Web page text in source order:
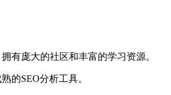
庞大的社区和丰富的学习资源。
SEO分析工具。